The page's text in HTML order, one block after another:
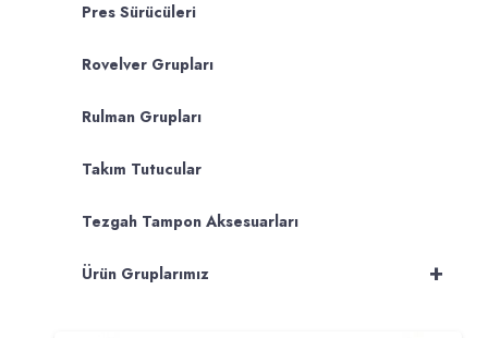
Pres Sürücüleri
Rovelver Grupları
Rulman Grupları
Takım Tutucular
Tezgah Tampon Aksesuarları
+
Ürün Gruplarımız